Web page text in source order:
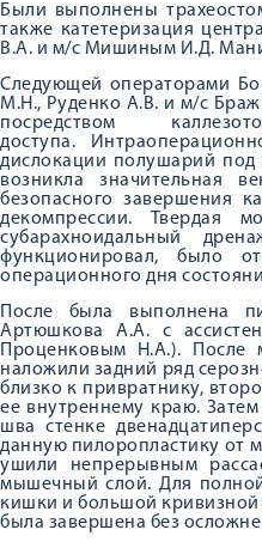
Были выполнены
также катетеризация
В.А. и м/с Мишиным И.Д.
Следующей операторами
М.Н., Руденко А.В. и м/с
посредством
доступа.
дислокации полушарий
возникла значительная
безопасного завершения
декомпрессии. Твердая
субарахноидальный
функционировал, было
операционного дня
После была выполнена
Артюшкова А.А. с
Проценковым Н.А.). После
наложили задний ряд
близко к привратнику,
ее внутреннему краю.
шва стенке
данную пилоропластику от
ушили непрерывным
мышечный слой. Для
кишки и большой
была завершена без